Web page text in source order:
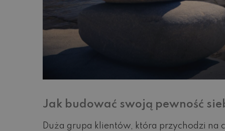
Jak budować swoją pewność
Duża grupa klientów, która przychodzi na